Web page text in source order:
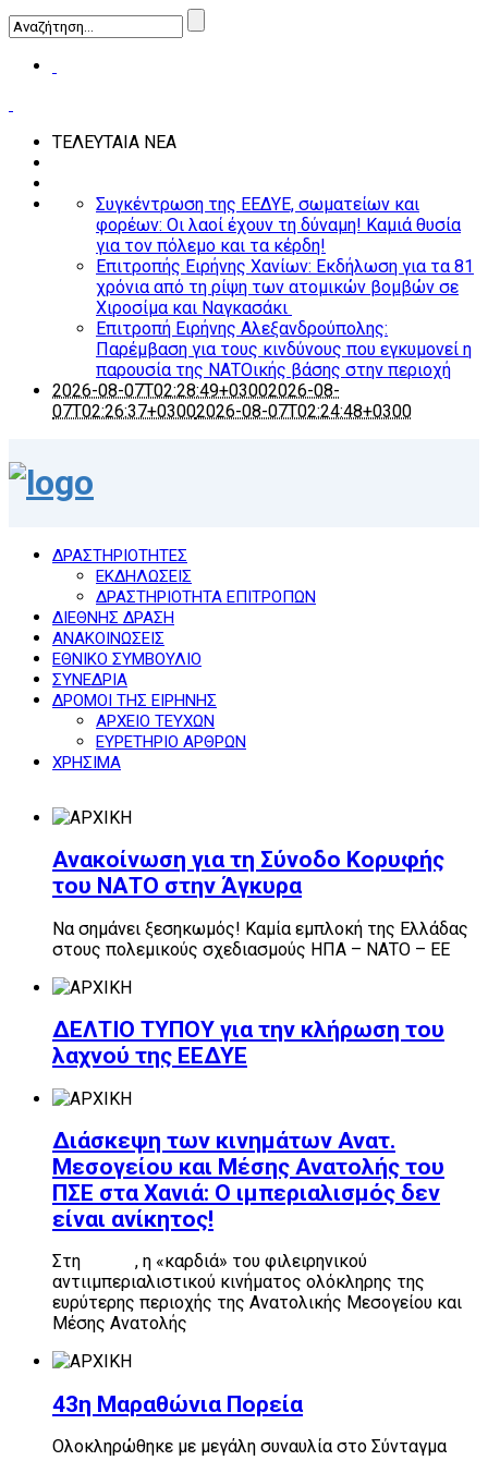
ΤΕΛΕΥΤΑΙΑ ΝΕΑ
Συγκέντρωση της ΕΕΔΥΕ, σωματείων και
φορέων: Οι λαοί έχουν τη δύναμη! Καμιά θυσία
για τον πόλεμο και τα κέρδη!
Επιτροπής Ειρήνης Χανίων: Εκδήλωση για τα 81
χρόνια από τη ρίψη των ατομικών βομβών σε
Χιροσίμα και Ναγκασάκι
Επιτροπή Ειρήνης Αλεξανδρούπολης:
Παρέμβαση για τους κινδύνους που εγκυμονεί η
παρουσία της ΝΑΤΟικής βάσης στην περιοχή
2026-08-07T02:28:49+03002026-08-
07T02:26:37+03002026-08-07T02:24:48+0300
ΔΡΑΣΤΗΡΙΟΤΗΤΕΣ
ΕΚΔΗΛΩΣΕΙΣ
ΔΡΑΣΤΗΡΙΟΤΗΤΑ ΕΠΙΤΡΟΠΩΝ
ΔΙΕΘΝΗΣ ΔΡΑΣΗ
ΑΝΑΚΟΙΝΩΣΕΙΣ
ΕΘΝΙΚΟ ΣΥΜΒΟΥΛΙΟ
ΣΥΝΕΔΡΙΑ
ΔΡΟΜΟΙ ΤΗΣ ΕΙΡΗΝΗΣ
ΑΡΧΕΙΟ ΤΕΥΧΩΝ
ΕΥΡΕΤΗΡΙΟ ΑΡΘΡΩΝ
ΧΡΗΣΙΜΑ
Ανακοίνωση για τη Σύνοδο Κορυφής
του ΝΑΤΟ στην Άγκυρα
Να σημάνει ξεσηκωμός! Καμία εμπλοκή της Ελλάδας
στους πολεμικούς σχεδιασμούς ΗΠΑ – ΝΑΤΟ – ΕΕ
ΔΕΛΤΙΟ ΤΥΠΟΥ για την κλήρωση του
λαχνού της ΕΕΔΥΕ
Διάσκεψη των κινημάτων Ανατ.
Μεσογείου και Μέσης Ανατολής του
ΠΣΕ στα Χανιά: Ο ιμπεριαλισμός δεν
είναι ανίκητος!
Στη
, η «καρδιά» του φιλειρηνικού
αντιιμπεριαλιστικού κινήματος ολόκληρης της
ευρύτερης περιοχής της Ανατολικής Μεσογείου και
Μέσης Ανατολής
43η Μαραθώνια Πορεία
Ολοκληρώθηκε με μεγάλη συναυλία στο Σύνταγμα